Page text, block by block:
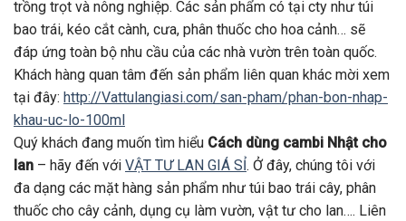
trồng trọt và nông nghiệp. Các sản phẩm có tại cty như túi
bao trái, kéo cắt cành, cưa, phân thuốc cho hoa cảnh… sẽ
đáp ứng toàn bộ nhu cầu của các nhà vườn trên toàn quốc.
Khách hàng quan tâm đến sản phẩm liên quan khác mời xem
tại đây: http://Vattulangiasi.com/san-pham/phan-bon-nhap-
khau-uc-lo-100ml
Quý khách đang muốn tìm hiểu Cách dùng cambi Nhật cho
lan – hãy đến với VẬT TƯ LAN GIÁ SỈ. Ở đây, chúng tôi với
đa dạng các mặt hàng sản phẩm như túi bao trái cây, phân
thuốc cho cây cảnh, dụng cụ làm vườn, vật tư cho lan…. Liên